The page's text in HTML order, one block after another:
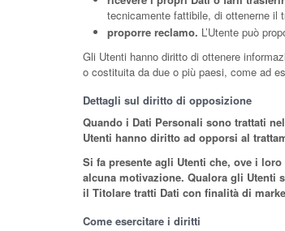
tecnicamente fattibile, di ottenerne il
proporre reclamo. L’Utente può
Gli Utenti hanno diritto di ottenere
o costituita da due o più paesi, come ad
Dettagli sul diritto di opposizione
Quando i Dati Personali sono trattati
Utenti hanno diritto ad opporsi al
Si fa presente agli Utenti che, ove i
alcuna motivazione. Qualora gli Utenti
il Titolare tratti Dati con finalità di
Come esercitare i diritti